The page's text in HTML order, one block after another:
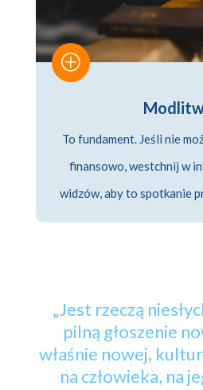
P
To fundament. Jeśli nie
finansowo, westchnij w
widzów, aby to spotkanie
„Jest rzeczą
pilną głoszenie
właśnie nowej,
na człowieka, na